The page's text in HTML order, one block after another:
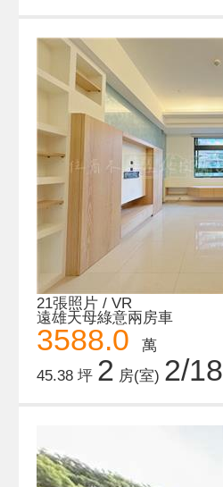
21張照片 / VR
遠雄天母綠意兩房車
3588.0
萬
45.38 坪 2 房(室) 2/18